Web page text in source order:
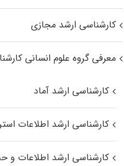
کارشناسی ارشد مجازی
معرفی گروه علوم انسانی
کارشناسی ارشد آماد
کارشناسی ارشد اطلاعات
کارشناسی ارشد اطلاعات و